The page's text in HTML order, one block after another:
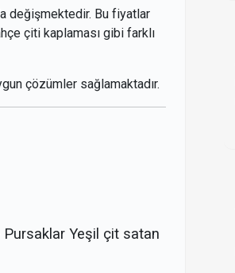
değişmektedir. Bu fiyatlar
çiti kaplaması gibi farklı
çözümler sağlamaktadır.
Pursaklar Yeşil çit satan